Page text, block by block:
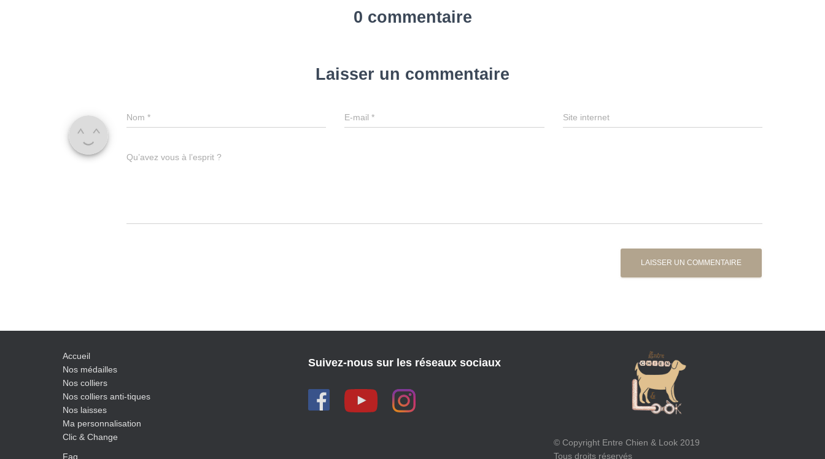
0 commentaire
Laisser un commentaire
Nom * E-mail* Site internet
Qu’avez vous à l’esprit ?
Accueil
Nos médailles
Nos colliers
Nos colliers anti-tiques
Nos laisses
Ma personnalisation
Clic & Change
Faq
Suivez-nous sur les réseaux sociaux
© Copyright Entre Chien & Look 2019
Tous droits réservés